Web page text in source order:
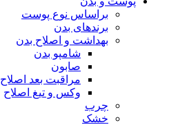
براساس نوع پوست
برندهای بدن
بهداشت و اصلاح بدن
شامپو بدن
صابون
مراقبت بعد اصلاح
وکس و تیغ اصلاح
چرب
خشک